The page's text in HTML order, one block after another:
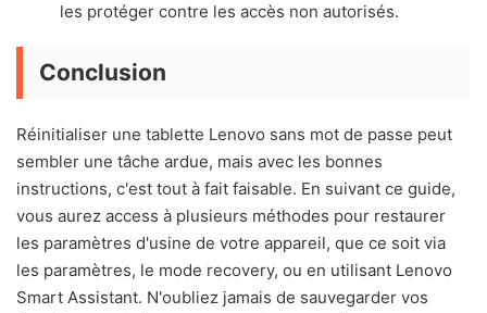
les protéger contre les accès non autorisés.
Conclusion
Réinitialiser une tablette Lenovo sans mot de passe peut
sembler une tâche ardue, mais avec les bonnes
instructions, c'est tout à fait faisable. En suivant ce guide,
vous aurez access à plusieurs méthodes pour restaurer
les paramètres d'usine de votre appareil, que ce soit via
les paramètres, le mode recovery, ou en utilisant Lenovo
Smart Assistant. N'oubliez jamais de sauvegarder vos